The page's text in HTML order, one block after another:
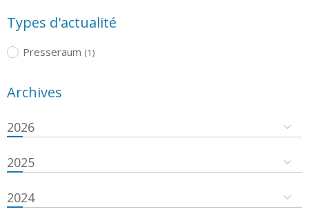
Types d'actualité
Presseraum (1)
Archives
2026
2025
2024